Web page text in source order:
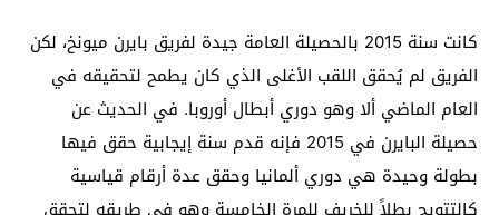
كانت سنة 2015 بالحصيلة العامة جيدة لفريق بايرن ميونخ، لكن
الفريق لم يُحقق اللقب الأغلى الذي كان يطمح لتحقيقه في
العام الماضي ألا وهو دوري أبطال أوروبا. في الحديث عن
حصيلة البايرن في 2015 فإنه قدم سنة إيجابية حقق فيها
بطولة وحيدة هي دوري ألمانيا وحقق عدة أرقام قياسية